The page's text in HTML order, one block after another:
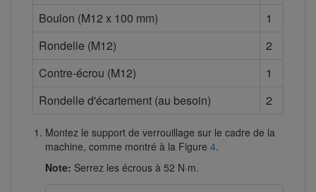
Boulon (M12 x 100 mm)
1
Rondelle (M12)
2
Contre-écrou (M12)
1
Rondelle d'écartement (au besoin)
2
Montez le support de verrouillage sur le cadre de la
machine, comme montré à la Figure 4.
Note: Serrez les écrous à 52 N·m.